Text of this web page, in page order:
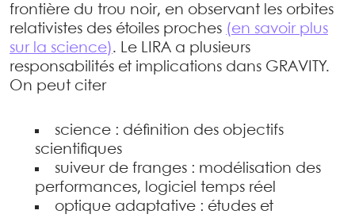
frontière du trou noir, en observant les orbites
relativistes des étoiles proches (en savoir plus
sur la science). Le LIRA a plusieurs
responsabilités et implications dans GRAVITY.
On peut citer
science : définition des objectifs
scientifiques
suiveur de franges : modélisation des
performances, logiciel temps réel
optique adaptative : études et